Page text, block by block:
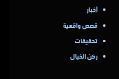
أخبار
قصص واقعية
تحقيقات
ركن الخيال